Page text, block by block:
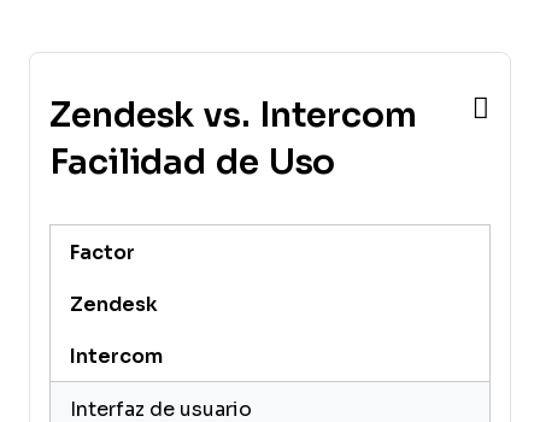
Zendesk vs. Intercom
Facilidad de Uso
Factor
Zendesk
Intercom
Interfaz de usuario